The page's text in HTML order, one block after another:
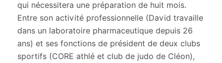
qui nécessitera une préparation de huit mois.
Entre son activité professionnelle (David travaille
dans un laboratoire pharmaceutique depuis 26
ans) et ses fonctions de président de deux clubs
sportifs (CORE athlé et club de judo de Cléon),